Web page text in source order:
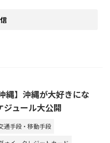
縄】沖縄が大好きにな
ジュール大公開
通手段・移動手段